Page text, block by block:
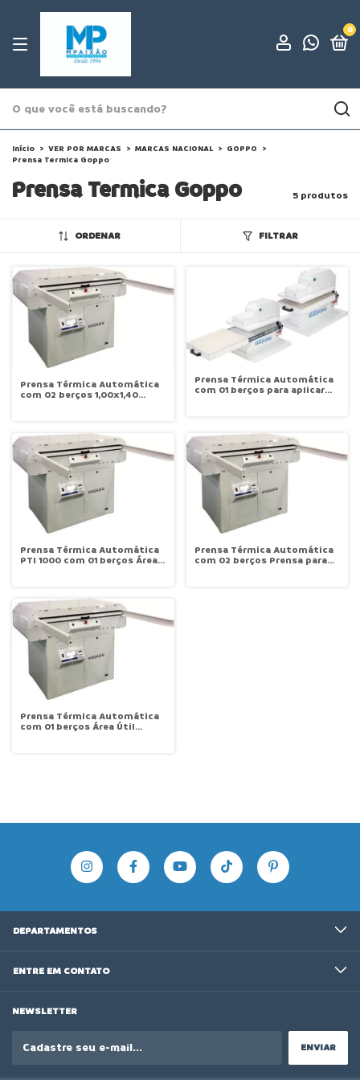
0
Início > VER POR MARCAS > MARCAS NACIONAL > GOPPO >
Prensa Termica Goppo
Prensa Termica Goppo 5 produtos
ORDENAR FILTRAR
Prensa Térmica Automática
com 02 berços 1,00x1,40
Prensa Térmica Automática
com 01 berços para aplicar
Prensa Térmica Automática
PTI 1000 com 01 berços Área
Prensa Térmica Automática
com 02 berços Prensa para
Prensa Térmica Automática
com 01 berços Área Útil
DEPARTAMENTOS
ENTRE EM CONTATO
NEWSLETTER